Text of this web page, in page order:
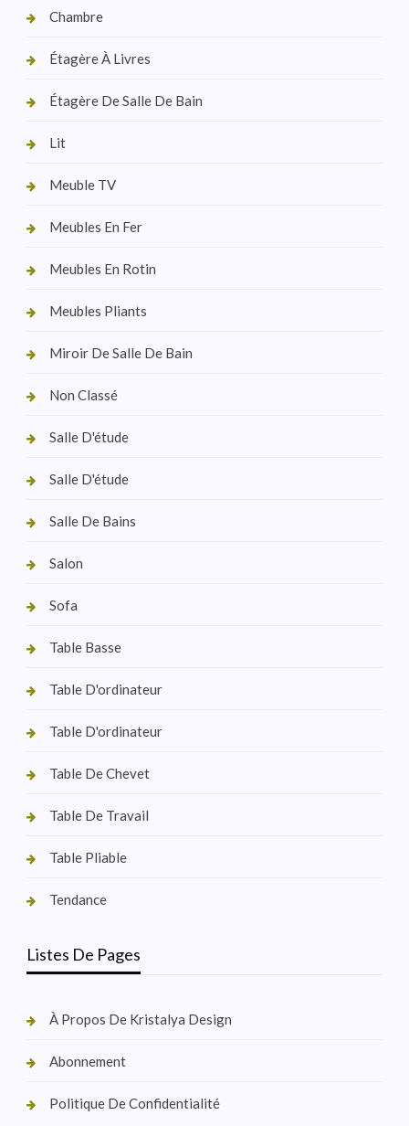
Chambre
Étagère À Livres
Étagère De Salle De Bain
Lit
Meuble TV
Meubles En Fer
Meubles En Rotin
Meubles Pliants
Miroir De Salle De Bain
Non Classé
Salle D'étude
Salle D'étude
Salle De Bains
Salon
Sofa
Table Basse
Table D'ordinateur
Table D'ordinateur
Table De Chevet
Table De Travail
Table Pliable
Tendance
Listes De Pages
À Propos De Kristalya Design
Abonnement
Politique De Confidentialité